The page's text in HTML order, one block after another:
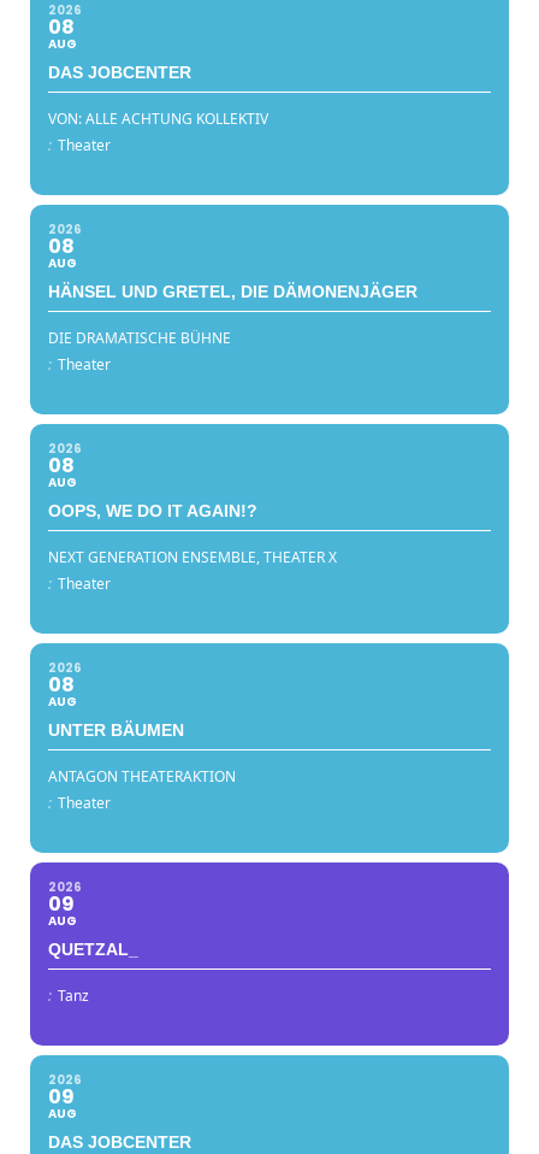
2026
08
AUG
DAS JOBCENTER
VON: ALLE ACHTUNG KOLLEKTIV
: Theater
2026
08
AUG
HÄNSEL UND GRETEL, DIE DÄMONENJÄGER
DIE DRAMATISCHE BÜHNE
: Theater
2026
08
AUG
OOPS, WE DO IT AGAIN!?
NEXT GENERATION ENSEMBLE, THEATER X
: Theater
2026
08
AUG
UNTER BÄUMEN
ANTAGON THEATERAKTION
: Theater
2026
09
AUG
QUETZAL_
: Tanz
2026
09
AUG
DAS JOBCENTER